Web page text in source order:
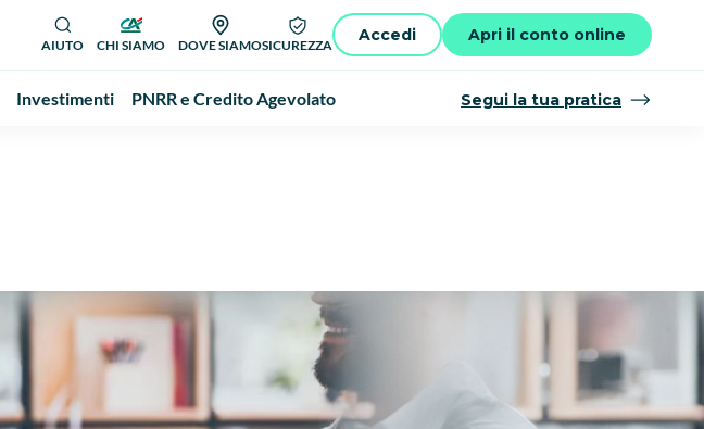
AIUTO CHI SIAMO DOVE SIAMOSICUREZZA
Accedi Apri il conto online
Investimenti PNRR e Credito Agevolato Segui la tua pratica